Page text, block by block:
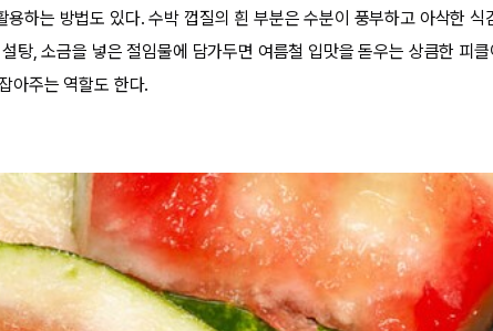
용하는 방법도 있다. 수박 껍질의 흰 부분은 수분이 풍부하고 아삭한 식
탕, 소금을 넣은 절임물에 담가두면 여름철 입맛을 돋우는 상큼한 피
아주는 역할도 한다.